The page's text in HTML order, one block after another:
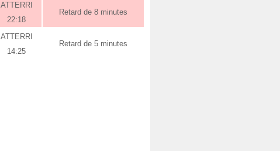
ATTERRI
22:18
Retard de 8 minutes
ATTERRI
14:25
Retard de 5 minutes